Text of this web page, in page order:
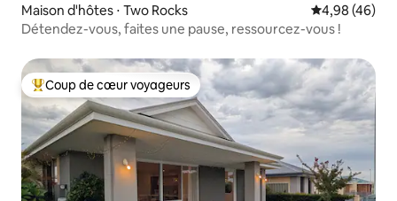
Maison d'hôtes ⋅ Two Rocks Évaluation
4,98 (46)
Détendez-vous, faites une pause, ressourcez-vous !
Coups de cœur voyageurs les plus appréciés
Coup de cœur voyageurs